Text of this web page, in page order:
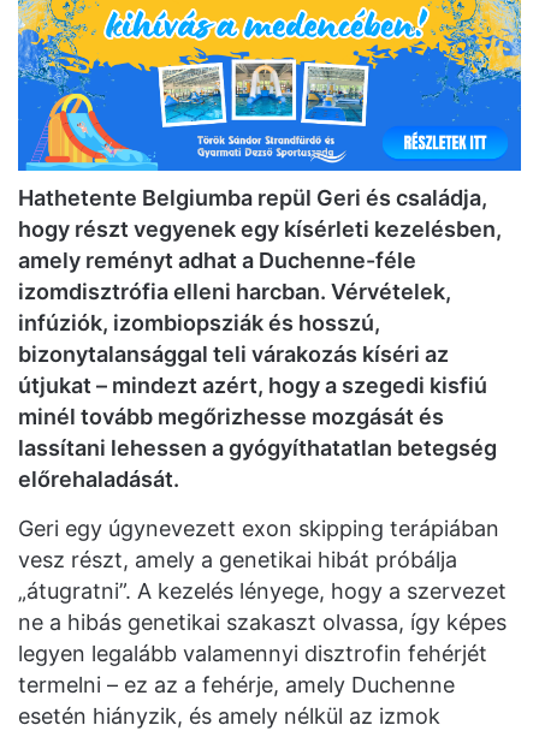
Hathetente Belgiumba repül Geri és családja,
hogy részt vegyenek egy kísérleti kezelésben,
amely reményt adhat a Duchenne-féle
izomdisztrófia elleni harcban. Vérvételek,
infúziók, izombiopsziák és hosszú,
bizonytalansággal teli várakozás kíséri az
útjukat – mindezt azért, hogy a szegedi kisfiú
minél tovább megőrizhesse mozgását és
lassítani lehessen a gyógyíthatatlan betegség
előrehaladását.
Geri egy úgynevezett exon skipping terápiában
vesz részt, amely a genetikai hibát próbálja
„átugratni”. A kezelés lényege, hogy a szervezet
ne a hibás genetikai szakaszt olvassa, így képes
legyen legalább valamennyi disztrofin fehérjét
termelni – ez az a fehérje, amely Duchenne
esetén hiányzik, és amely nélkül az izmok